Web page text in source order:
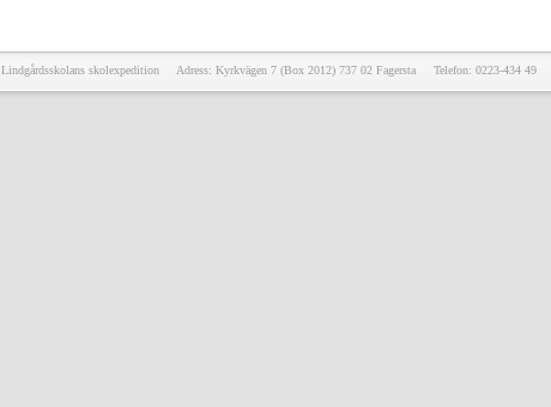
Lindgårdsskolans skolexpedition Adress: Kyrkvägen 7 (Box 2012) 737 02 Fagersta Telefon: 0223-434 49